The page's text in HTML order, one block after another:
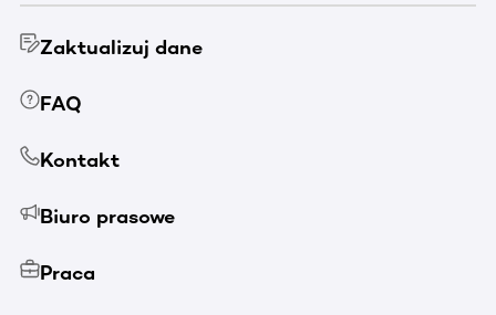
Zaktualizuj dane
FAQ
Kontakt
Biuro prasowe
Praca